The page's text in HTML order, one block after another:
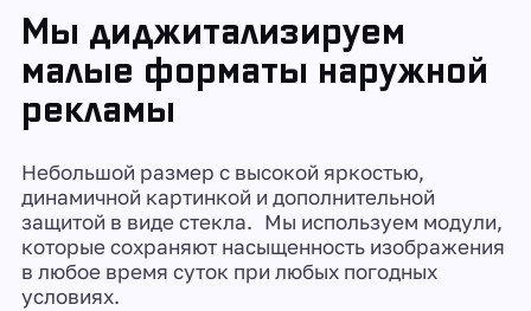
Мы диджитализируем
малые форматы наружной
рекламы
Небольшой размер с высокой яркостью,
динамичной картинкой и дополнительной
защитой в виде стекла. Мы используем модули,
которые сохраняют насыщенность изображения
в любое время суток при любых погодных
условиях.